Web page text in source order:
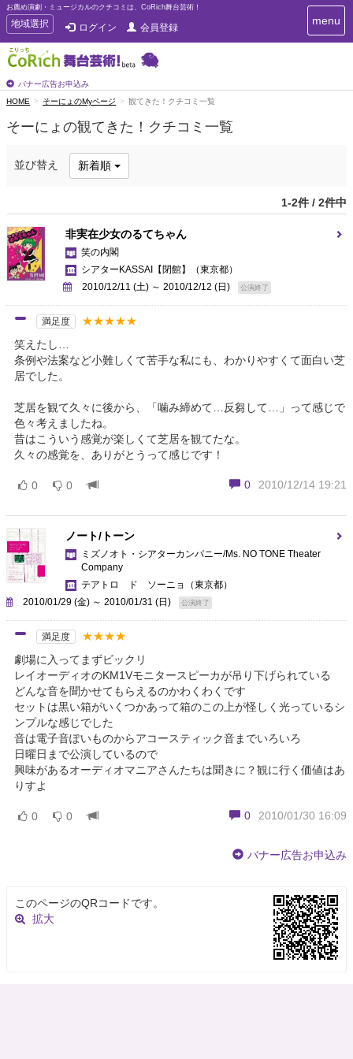
お薦め演劇・ミュージカルのクチコミは、CoRich舞台芸術！
T
o
g
g
e
n
v
a
地域選択 ログイン 会員登録
バナー広告お申込み
T
o
t
menu
HOME そーにょのMyページ 観てきた！クチコミ一覧
そーにょの観てきた！クチコミ一覧
並び替え 新着順
1-2件 / 2件中
非実在少女のるてちゃん
笑の内閣
シアターKASSAI【閉館】
（東京都）
2010/12/11 (土) ～ 2010/12/12 (日)
公演終了
満足度
★★★★★
笑えたし…
条例や法案など小難しくて苦手な私にも、わかりやすくて面白い芝
居でした。
芝居を観て久々に後から、「噛み締めて…反芻して…」って感じで
色々考えましたね。
昔はこういう感覚が楽しくて芝居を観てたな。
久々の感覚を、ありがとうって感じです！
0 2010/12/14 19:21
0 0
ノート/トーン
ミズノオト・シアターカンパニー/Ms. NO TONE Theater
Company
テアトロ ド ソーニョ
（東京都）
2010/01/29 (金) ～ 2010/01/31 (日)
公演終了
満足度
★★★★
劇場に入ってまずビックリ
レイオーディオのKM1Vモニタースピーカが吊り下げられている
どんな音を聞かせてもらえるのかわくわくです
セットは黒い箱がいくつかあって箱のこの上が怪しく光っているシ
ンプルな感じでした
音は電子音ぽいものからアコースティック音までいろいろ
日曜日まで公演しているので
興味があるオーディオマニアさんたちは聞きに？観に行く価値はあ
りすよ
0 2010/01/30 16:09
0 0
バナー広告お申込み
このページのQRコードです。
拡大